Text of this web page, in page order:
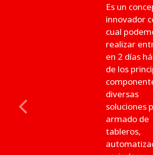
Es un
innovador
cual
realizar
en 2 días
de los
diversas
soluciones
armado de
tableros,
Previous